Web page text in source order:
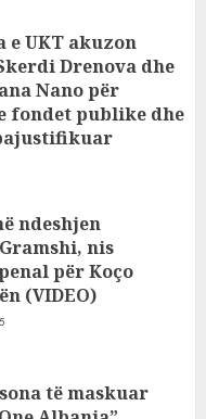
e UKT akuzon
Drenova dhe
Nano për
fondet publike dhe
ndeshjen
nis
për Koço
(VIDEO)
të maskuar